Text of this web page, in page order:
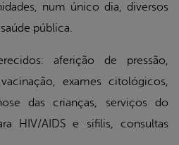
num único dia, diversos
pública.
aferição de pressão,
exames citológicos,
das crianças, serviços do
HIV/AIDS e sifilis, consultas